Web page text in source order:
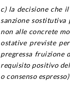
c) la decisione che
sanzione sostitutiva
non alle concrete
ostative previste
pregressa fruizione
requisito positivo
o consenso